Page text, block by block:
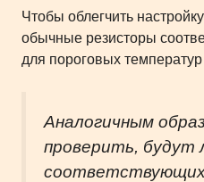
Чтобы облегчить
обычные резисторы
для пороговых
Аналогичным
проверить, будут
соответствующих